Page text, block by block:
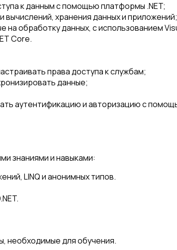
к данным с помощью платформы .NET;
хранения данных и приложений;
обработку данных, с использованием
Core.
права доступа к службам;
данные;
аутентификацию и авторизацию с
знаниями и навыками:
LINQ и анонимных типов.
необходимые для обучения.